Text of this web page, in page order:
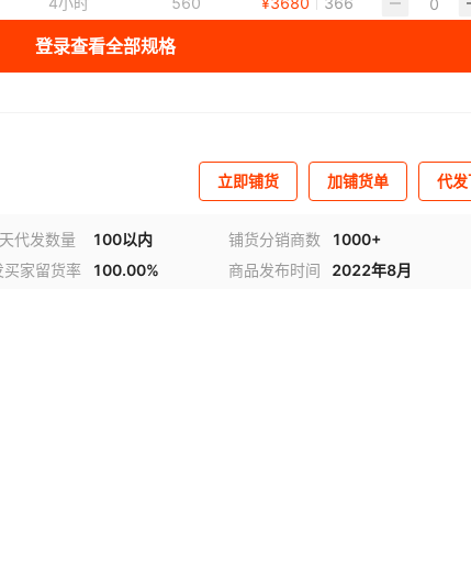
登录查看全部规格
立即铺货 加铺货单 代
代发数量 100以内 铺货分销商数
1000+
买家留货率 100.00% 商品发布时间 2022年8月